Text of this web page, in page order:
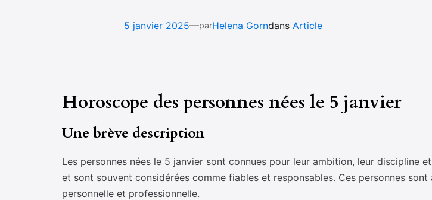
5 janvier 2025—parHelena Gorndans Article
Horoscope des personnes nées le 5 janvier
Une brève description
Les personnes nées le 5 janvier sont connues pour leur ambition, leur discipline
et sont souvent considérées comme fiables et responsables. Ces personnes
personnelle et professionnelle.